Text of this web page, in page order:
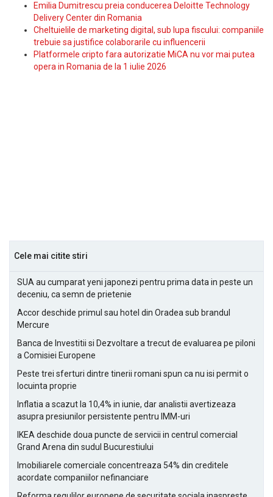
Emilia Dumitrescu preia conducerea Deloitte Technology
Delivery Center din Romania
Cheltuielile de marketing digital, sub lupa fiscului: companiile
trebuie sa justifice colaborarile cu influencerii
Platformele cripto fara autorizatie MiCA nu vor mai putea
opera in Romania de la 1 iulie 2026
Cele mai citite stiri
SUA au cumparat yeni japonezi pentru prima data in peste un
deceniu, ca semn de prietenie
Accor deschide primul sau hotel din Oradea sub brandul
Mercure
Banca de Investitii si Dezvoltare a trecut de evaluarea pe piloni
a Comisiei Europene
Peste trei sferturi dintre tinerii romani spun ca nu isi permit o
locuinta proprie
Inflatia a scazut la 10,4% in iunie, dar analistii avertizeaza
asupra presiunilor persistente pentru IMM-uri
IKEA deschide doua puncte de servicii in centrul comercial
Grand Arena din sudul Bucurestiului
Imobiliarele comerciale concentreaza 54% din creditele
acordate companiilor nefinanciare